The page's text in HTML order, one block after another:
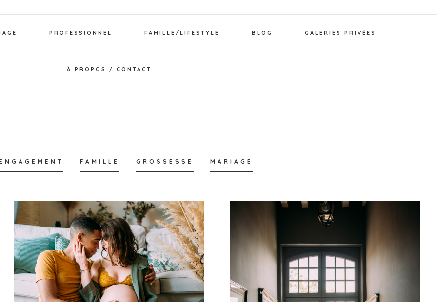
PROFESSIONNEL FAMILLE/LIFESTYLE BLOG GALERIES PRIVÉES
À PROPOS / CONTACT
FAMILLE GROSSESSE MARIAGE